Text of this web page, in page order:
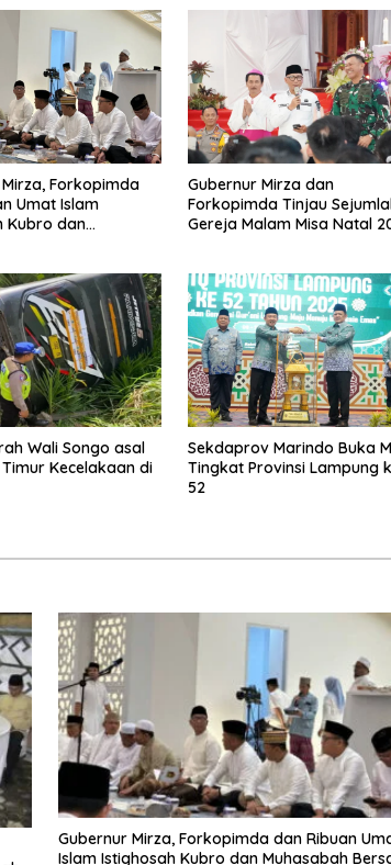
Forkopimda
Umat Islam
Kubro dan
Gubernur Mirza dan
Forkopimda Tinjau
Gereja Malam Misa Natal
Wali Songo asal
Kecelakaan di
Sekdaprov Marindo Buka
Tingkat Provinsi Lampung
52
Gubernur Mirza, Forkopimda dan Ribuan
Islam Istighosah Kubro dan Muhasabah